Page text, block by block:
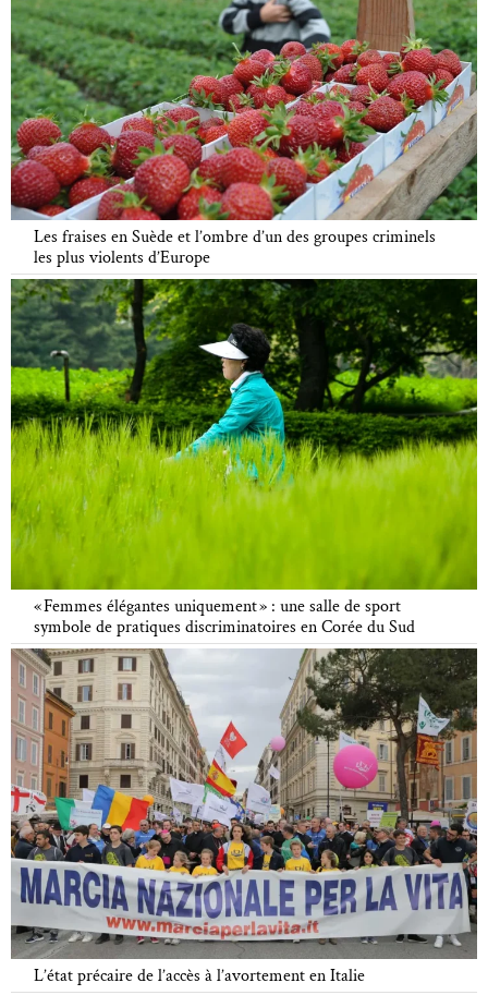
Les fraises en Suède et l’ombre d’un des groupes criminels
les plus violents d’Europe
« Femmes élégantes uniquement » : une salle de sport
symbole de pratiques discriminatoires en Corée du Sud
L’état précaire de l’accès à l’avortement en Italie